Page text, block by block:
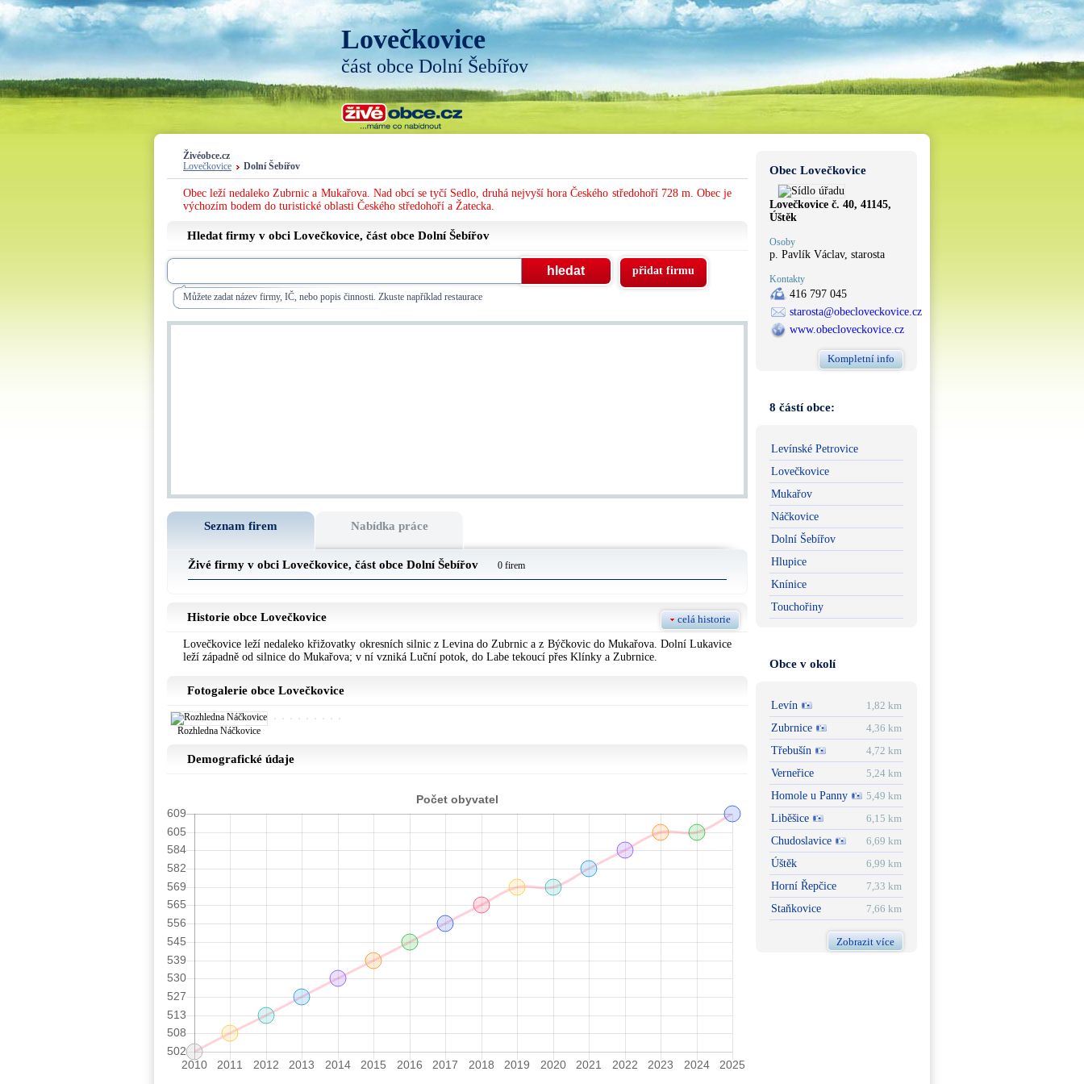
Lovečkovice
část obce Dolní Šebířov
Živéobce.cz
Lovečkovice
Dolní Šebířov
Obec leží nedaleko Zubrnic a Mukařova. Nad obcí se tyčí Sedlo, druhá nejvyší hora Českého středohoří 728 m. Obec je
výchozím bodem do turistické oblasti Českého středohoří a Žatecka.
Hledat firmy v obci Lovečkovice, část obce Dolní Šebířov
Můžete zadat název firmy, IČ, nebo popis činnosti. Zkuste například restaurace
přidat firmu
Seznam firem Nabídka práce
Živé firmy v obci Lovečkovice, část obce Dolní Šebířov 0 firem
Historie obce Lovečkovice celá historie
Lovečkovice leží nedaleko křižovatky okresních silnic z Levina do Zubrnic a z Býčkovic do Mukařova. Dolní Lukavice
leží západně od silnice do Mukařova; v ní vzniká Luční potok, do Labe tekoucí přes Klínky a Zubrnice.
Fotogalerie obce Lovečkovice
Rozhledna Náčkovice
Demografické údaje
Obec Lovečkovice
Lovečkovice č. 40, 41145,
Úštěk
Osoby
p. Pavlík Václav, starosta
Kontakty
416 797 045
starosta@obecloveckovice.cz
www.obecloveckovice.cz
Kompletní info
8 částí obce:
Levínské Petrovice
Lovečkovice
Mukařov
Náčkovice
Dolní Šebířov
Hlupice
Knínice
Touchořiny
Obce v okolí
Levín
1,82 km
Zubrnice
4,36 km
Třebušín
4,72 km
Verneřice
5,24 km
Homole u Panny
5,49 km
Liběšice
6,15 km
Chudoslavice
6,69 km
Úštěk
6,99 km
Horní Řepčice
7,33 km
Staňkovice
7,66 km
Zobrazit více